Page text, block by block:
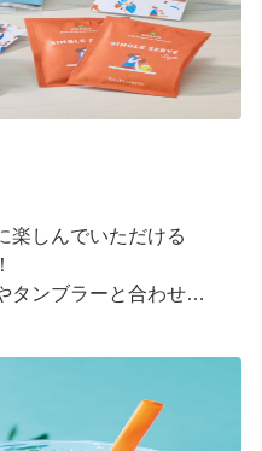
楽しんでいただける
タンブラーと合わせ、